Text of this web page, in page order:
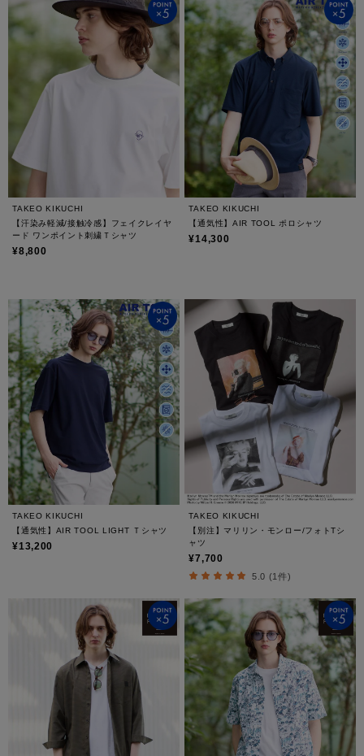
TAKEO KIKUCHI
【汗染み軽減/接触冷感】フェイクレイヤ
ード ワンポイント刺繍Ｔシャツ
¥8,800
TAKEO KIKUCHI
【通気性】AIR TOOL ポロシャツ
¥14,300
TAKEO KIKUCHI
【通気性】AIR TOOL LIGHT Ｔシャツ
¥13,200
TAKEO KIKUCHI
【別注】マリリン・モンロー/フォトTシ
ャツ
¥7,700
5.0 (1件)